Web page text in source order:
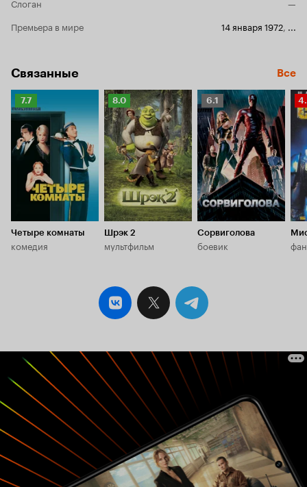
Слоган
—
Премьера в мире
14 января 1972, ...
Связанные Все
Рейтинг
Кинопоиска
7.7
7.7
Четыре комнаты
комедия
Рейтинг
Кинопоиска
8.0
8.0
Шрэк 2
мультфильм
Рейтинг
Кинопоиска
6.1
6.1
Сорвиголова
боевик